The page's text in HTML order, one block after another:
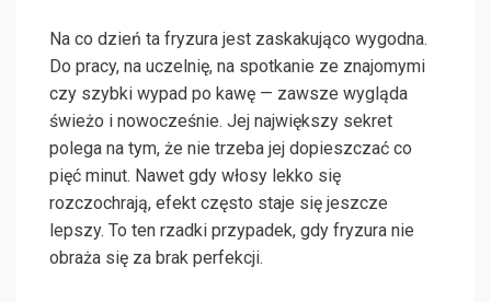
Na co dzień ta fryzura jest zaskakująco wygodna.
Do pracy, na uczelnię, na spotkanie ze znajomymi
czy szybki wypad po kawę — zawsze wygląda
świeżo i nowocześnie. Jej największy sekret
polega na tym, że nie trzeba jej dopieszczać co
pięć minut. Nawet gdy włosy lekko się
rozczochrają, efekt często staje się jeszcze
lepszy. To ten rzadki przypadek, gdy fryzura nie
obraża się za brak perfekcji.